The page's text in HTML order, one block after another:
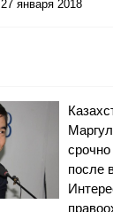
27 января 2018
после